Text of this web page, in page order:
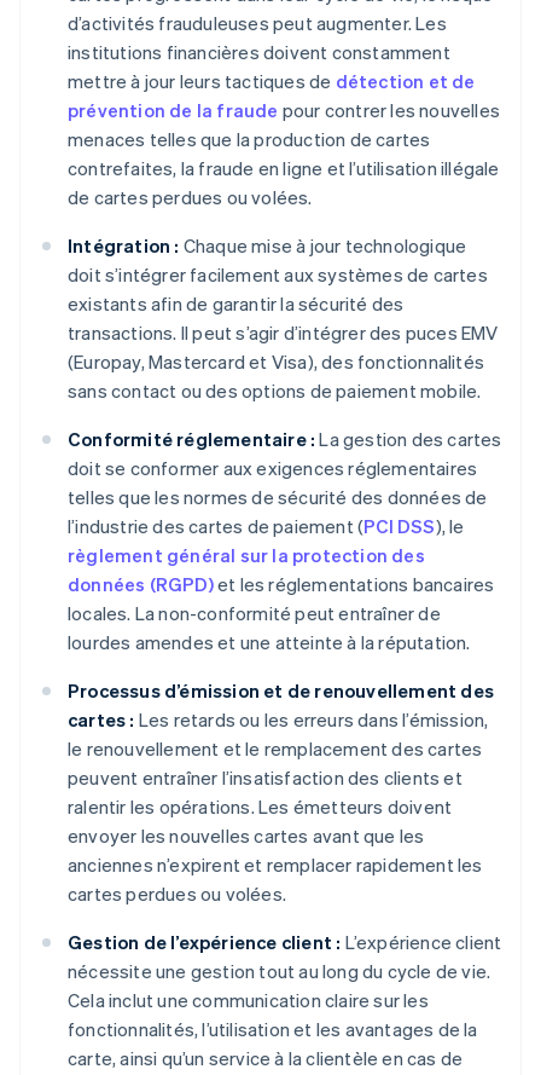
d’activités frauduleuses peut augmenter. Les
institutions financières doivent constamment
mettre à jour leurs tactiques de détection et de
prévention de la fraude pour contrer les nouvelles
menaces telles que la production de cartes
contrefaites, la fraude en ligne et l’utilisation illégale
de cartes perdues ou volées.
Intégration : Chaque mise à jour technologique
doit s’intégrer facilement aux systèmes de cartes
existants afin de garantir la sécurité des
transactions. Il peut s’agir d’intégrer des puces EMV
(Europay, Mastercard et Visa), des fonctionnalités
sans contact ou des options de paiement mobile.
Conformité réglementaire : La gestion des cartes
doit se conformer aux exigences réglementaires
telles que les normes de sécurité des données de
l’industrie des cartes de paiement (PCI DSS), le
règlement général sur la protection des
données (RGPD)et les réglementations bancaires
locales. La non-conformité peut entraîner de
lourdes amendes et une atteinte à la réputation.
Processus d’émission et de renouvellement des
cartes : Les retards ou les erreurs dans l’émission,
le renouvellement et le remplacement des cartes
peuvent entraîner l’insatisfaction des clients et
ralentir les opérations. Les émetteurs doivent
envoyer les nouvelles cartes avant que les
anciennes n’expirent et remplacer rapidement les
cartes perdues ou volées.
Gestion de l’expérience client : L’expérience client
nécessite une gestion tout au long du cycle de vie.
Cela inclut une communication claire sur les
fonctionnalités, l’utilisation et les avantages de la
carte, ainsi qu’un service à la clientèle en cas de